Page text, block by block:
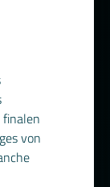
finalen
von